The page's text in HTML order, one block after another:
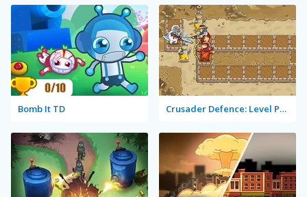
Bomb It TD Crusader Defence: Level Pack 2